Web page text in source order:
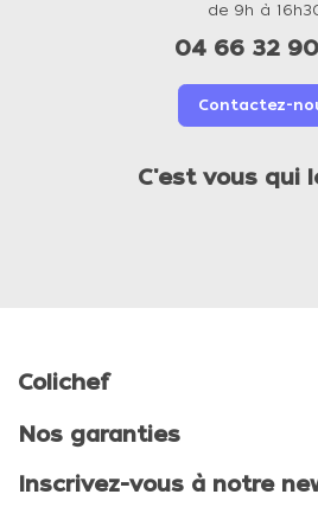
de 9h à
04 66 32
Contactez-
C'est vous qui
Colichef
Nos garanties
Inscrivez-vous à notre